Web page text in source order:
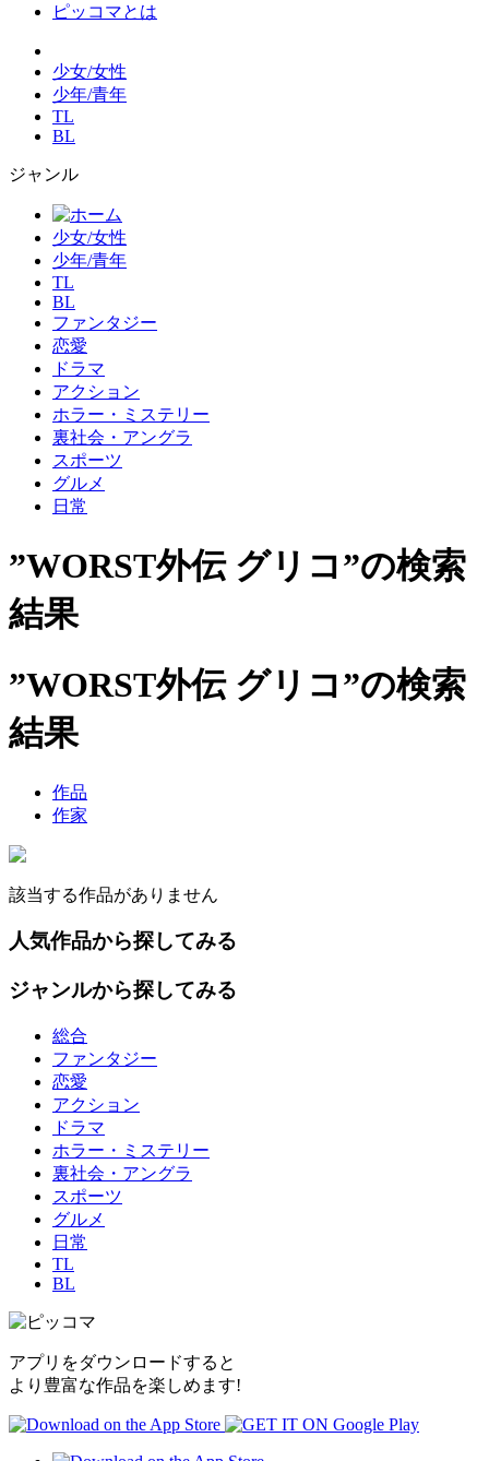
ピッコマとは
少女/女性
少年/青年
TL
BL
ジャンル
少女/女性
少年/青年
TL
BL
ファンタジー
恋愛
ドラマ
アクション
ホラー・ミステリー
裏社会・アングラ
スポーツ
グルメ
日常
”WORST外伝 グリコ”の検索
結果
”WORST外伝 グリコ”の検索
結果
作品
作家
該当する作品がありません
人気作品から探してみる
ジャンルから探してみる
総合
ファンタジー
恋愛
アクション
ドラマ
ホラー・ミステリー
裏社会・アングラ
スポーツ
グルメ
日常
TL
BL
アプリをダウンロードすると
より豊富な作品を楽しめます!